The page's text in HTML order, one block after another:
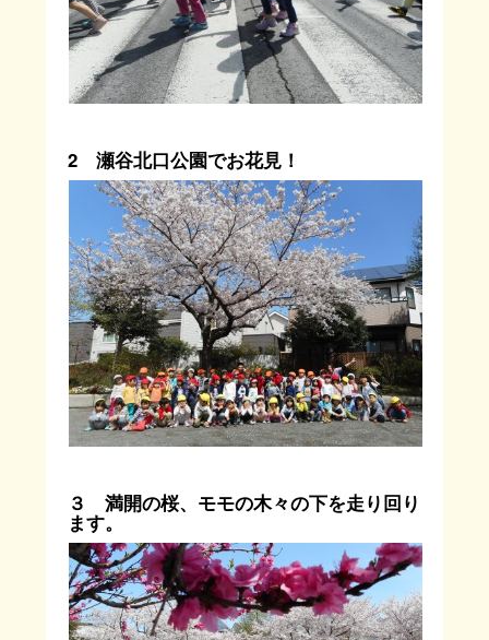
2 瀬谷北口公園でお花見！
３ 満開の桜、モモの木々の下を走り回り
ます。